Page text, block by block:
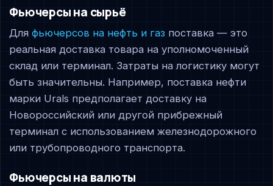
Фьючерсы на сырьё
Дляфьючерсов на нефть и газ поставка — это
реальная доставка товара на уполномоченный
склад или терминал. Затраты на логистику могут
быть значительны. Например, поставка нефти
марки Urals предполагает доставку на
Новороссийский или другой прибрежный
терминал с использованием железнодорожного
или трубопроводного транспорта.
Фьючерсы на валюты